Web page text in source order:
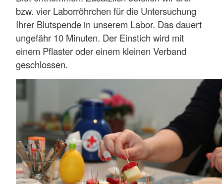
bzw. vier Laborröhrchen für die Untersuchung
Ihrer Blutspende in unserem Labor. Das dauert
ungefähr 10 Minuten. Der Einstich wird mit
einem Pflaster oder einem kleinen Verband
geschlossen.